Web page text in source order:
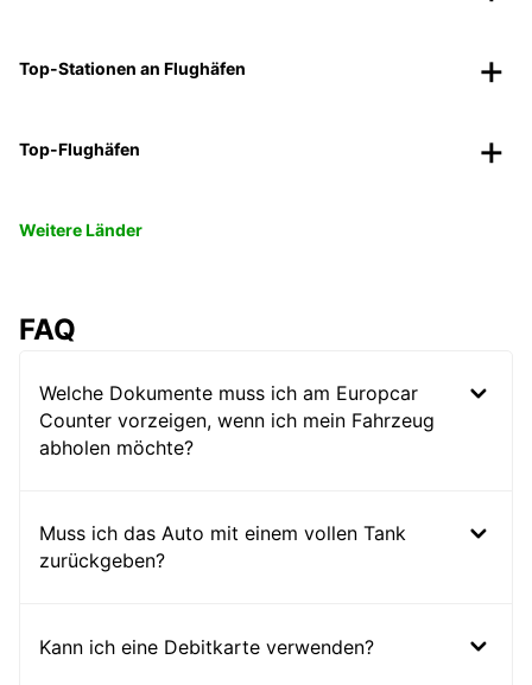
Top-Stationen an Flughäfen
Top-Flughäfen
Weitere Länder
FAQ
Welche Dokumente muss ich am Europcar
Counter vorzeigen, wenn ich mein Fahrzeug
abholen möchte?
Muss ich das Auto mit einem vollen Tank
zurückgeben?
Kann ich eine Debitkarte verwenden?